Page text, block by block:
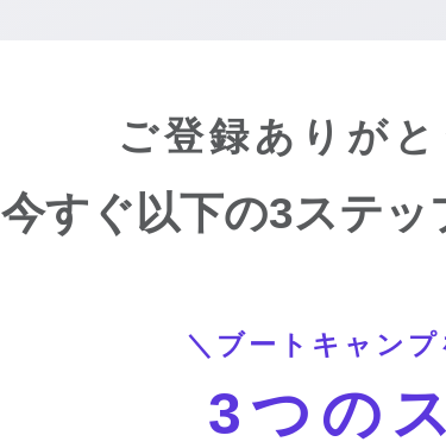
ご登録ありが
今すぐ以下の3ステ
＼ブートキャン
3つ の